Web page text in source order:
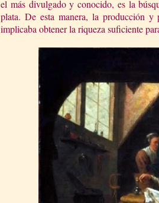
el más divulgado y conocido, es la
plata. De esta manera, la producción y
implicaba obtener la riqueza suficiente